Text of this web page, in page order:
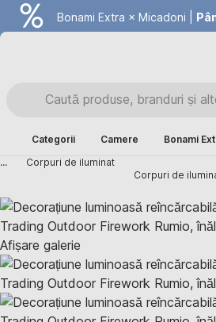
Bonami Extra × Micadoni |
Summer Sale | Economisești
Categorii Camere Bonami
...
Corpuri de iluminat
Corpuri de
Afișare galerie